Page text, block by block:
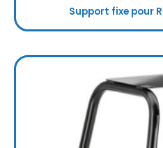
Support fixe pour